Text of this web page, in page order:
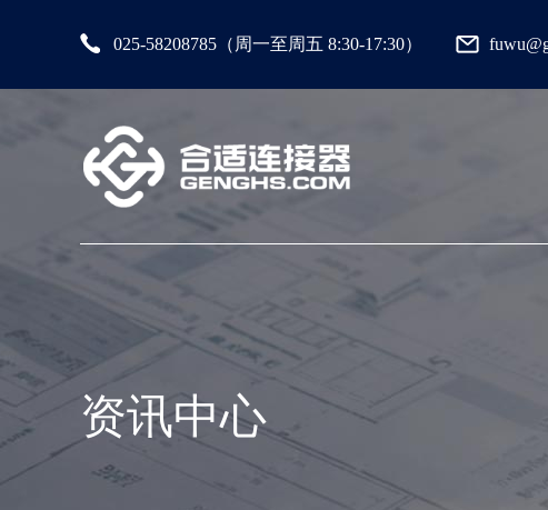
025-58208785（周一至周五 8:30-17:30）
资讯中心